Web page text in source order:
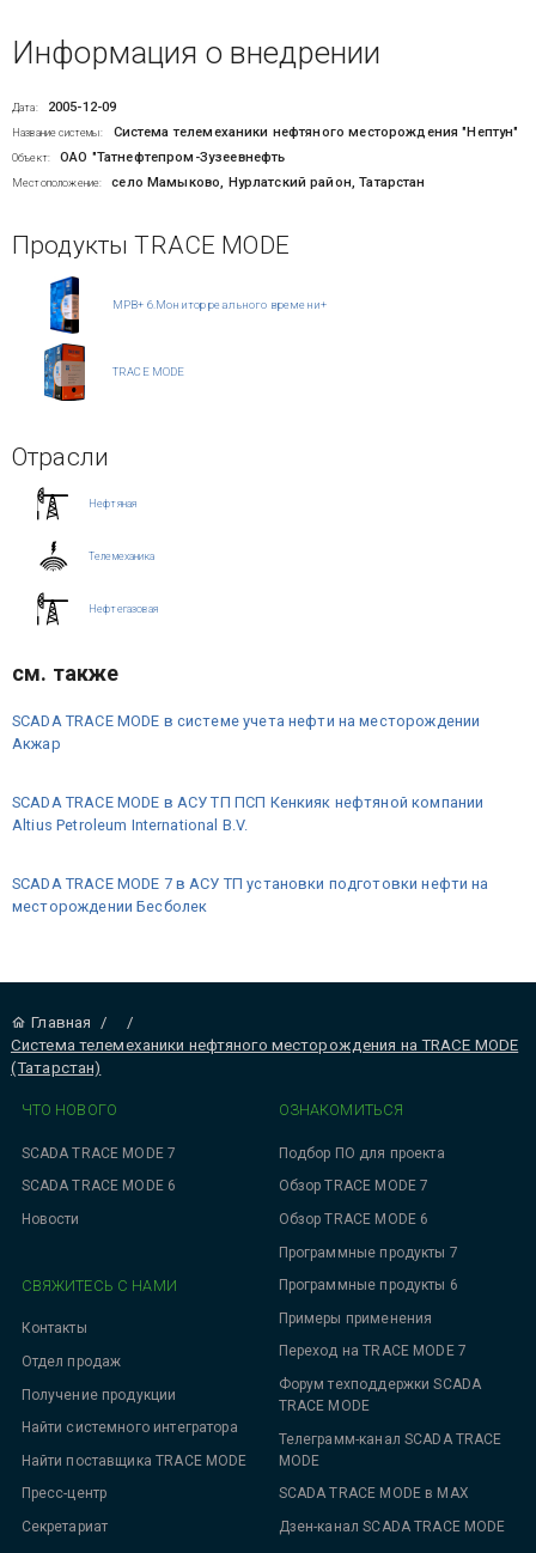
Информация о внедрении
Дата: 2005-12-09
Название системы: Система телемеханики нефтяного месторождения "Нептун"
Объект: ОАО "Татнефтепром-Зузеевнефть
Местоположение: село Мамыково, Нурлатский район, Татарстан
Продукты TRACE MODE
МРВ+ 6.Монитор реального времени+
TRACE MODE
Отрасли
Нефтяная
Телемеханика
Нефтегазовая
см. также
SCADA TRACE MODE в системе учета нефти на месторождении
Акжар
SCADA TRACE MODE в АСУ ТП ПСП Кенкияк нефтяной компании
Altius Petroleum International B.V.
SCADA TRACE MODE 7 в АСУ ТП установки подготовки нефти на
месторождении Бесболек
Главная /
/
Система телемеханики нефтяного месторождения на TRACE MODE
(Татарстан)
ЧТО НОВОГО
SCADA TRACE MODE 7
SCADA TRACE MODE 6
Новости
ОЗНАКОМИТЬСЯ
Подбор ПО для проекта
Обзор TRACE MODE 7
Обзор TRACE MODE 6
Программные продукты 7
Программные продукты 6
Примеры применения
Переход на TRACE MODE 7
Форум техподдержки SCADA
TRACE MODE
Телеграмм-канал SCADA TRACE
MODE
SCADA TRACE MODE в MAX
Дзен-канал SCADA TRACE MODE
СВЯЖИТЕСЬ С НАМИ
Контакты
Отдел продаж
Получение продукции
Найти системного интегратора
Найти поставщика TRACE MODE
Пресс-центр
Секретариат